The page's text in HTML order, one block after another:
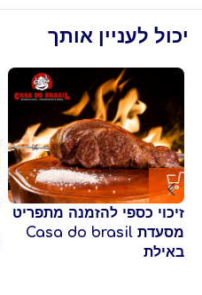
יכול לעניין אותך
זיכוי כספי להזמנה מתפריט
מסעדת Casa do brasil
באילת